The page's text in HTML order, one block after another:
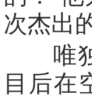
次杰出
唯独
目后在